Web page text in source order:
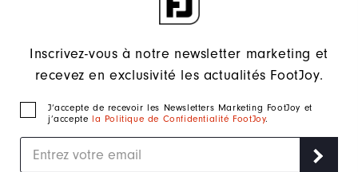
Inscrivez-vous à notre newsletter marketing et
recevez en exclusivité les actualités FootJoy.
J‘accepte de recevoir les Newsletters Marketing FootJoy et
j’accepte la Politique de Confidentialité FootJoy.